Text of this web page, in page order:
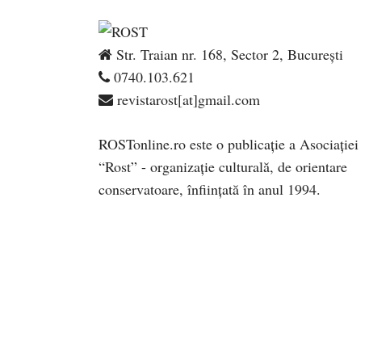
Str. Traian nr. 168, Sector 2, București
0740.103.621
revistarost[at]gmail.com
ROSTonline.ro este o publicaţie a Asociaţiei
“Rost” - organizaţie culturală, de orientare
conservatoare, înfiinţată în anul 1994.